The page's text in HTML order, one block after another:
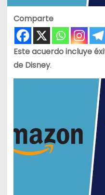
Comparte
Este acuerdo incluye
de Disney.